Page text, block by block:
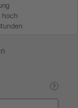
hoch
?